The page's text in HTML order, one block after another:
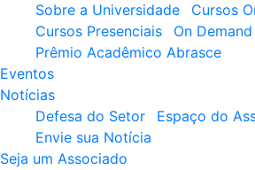
Sobre a Universidade
Cursos
Cursos Presenciais
On Demand
Prêmio Acadêmico Abrasce
Eventos
Notícias
Defesa do Setor
Espaço do
Envie sua Notícia
Seja um Associado